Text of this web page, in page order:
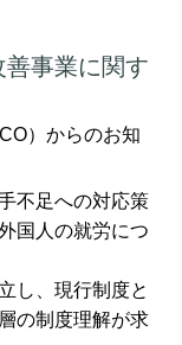
事業に関す
）からのお知
不足への対応策
国人の就労につ
し、現行制度と
の制度理解が求